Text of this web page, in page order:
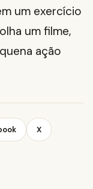
um exercício
um filme,
ação
X